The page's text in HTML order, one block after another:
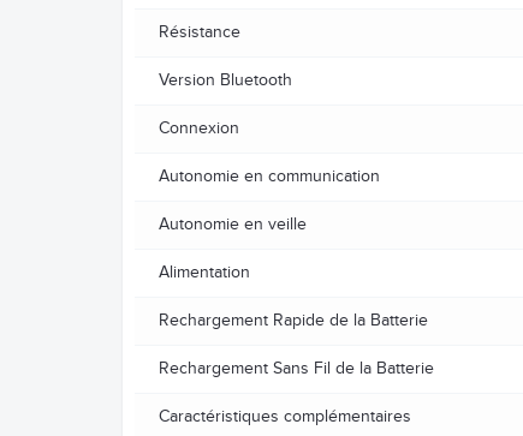
Résistance
Version Bluetooth
Connexion
Autonomie en communication
Autonomie en veille
Alimentation
Rechargement Rapide de la Batterie
Rechargement Sans Fil de la Batterie
Caractéristiques complémentaires